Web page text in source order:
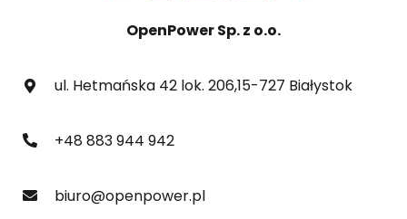
OpenPower Sp. z o.o.
ul. Hetmańska 42 lok. 206,15-727 Białystok
+48 883 944 942
biuro@openpower.pl